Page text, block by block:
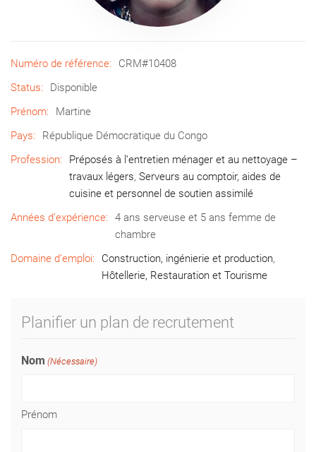
Numéro de référence:
CRM#10408
Status:
Disponible
Prénom:
Martine
Pays:
République Démocratique du Congo
Profession:
Préposés à l’entretien ménager et au nettoyage –
travaux légers, Serveurs au comptoir, aides de
cuisine et personnel de soutien assimilé
Années d’expérience:
4 ans serveuse et 5 ans femme de
chambre
Domaine d’emploi:
Construction, ingénierie et production,
Hôtellerie, Restauration et Tourisme
Planifier un plan de recrutement
Nom (Nécessaire)
Prénom